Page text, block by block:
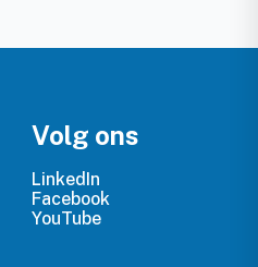
Volg ons
LinkedIn
Facebook
YouTube